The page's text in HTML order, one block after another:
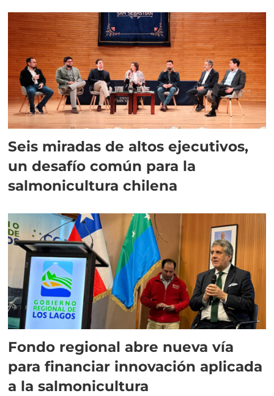
Seis miradas de altos ejecutivos,
un desafío común para la
salmonicultura chilena
Fondo regional abre nueva vía
para financiar innovación aplicada
a la salmonicultura